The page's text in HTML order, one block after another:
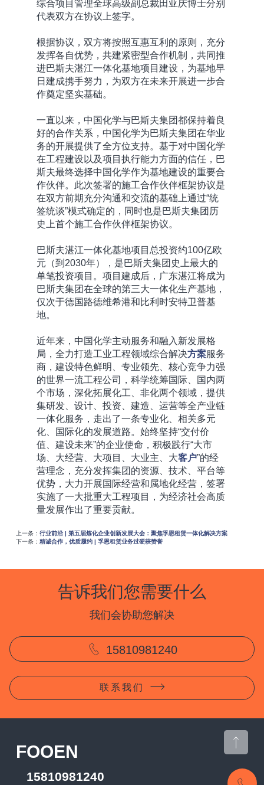
综合项目管理全球高级副总裁田亚庆博士分别
代表双方在协议上签字。
根据协议，双方将按照互惠互利的原则，充分
发挥各自优势，共建紧密型合作机制，共同推
进巴斯夫湛江一体化基地项目建设，为基地早
日建成携手努力，为双方在未来开展进一步合
作奠定坚实基础。
一直以来，中国化学与巴斯夫集团都保持着良
好的合作关系，中国化学为巴斯夫集团在华业
务的开展提供了全方位支持。基于对中国化学
在工程建设以及项目执行能力方面的信任，巴
斯夫最终选择中国化学作为基地建设的重要合
作伙伴。此次签署的施工合作伙伴框架协议是
在双方前期充分沟通和交流的基础上通过“统
签统谈”模式确定的，同时也是巴斯夫集团历
史上首个施工合作伙伴框架协议。
巴斯夫湛江一体化基地项目总投资约100亿欧
元（到2030年），是巴斯夫集团史上最大的
单笔投资项目。项目建成后，广东湛江将成为
巴斯夫集团在全球的第三大一体化生产基地，
仅次于德国路德维希港和比利时安特卫普基
地。
近年来，中国化学主动服务和融入新发展格
局，全力打造工业工程领域综合解决方案服务
商，建设特色鲜明、专业领先、核心竞争力强
的世界一流工程公司，科学统筹国际、国内两
个市场，深化拓展化工、非化两个领域，提供
集研发、设计、投资、建造、运营等全产业链
一体化服务，走出了一条专业化、相关多元
化、国际化的发展道路。始终坚持“交付价
值、建设未来”的企业使命，积极践行“大市
场、大经营、大项目、大业主、大客户”的经
营理念，充分发挥集团的资源、技术、平台等
优势，大力开展国际经营和属地化经营，签署
实施了一大批重大工程项目，为经济社会高质
量发展作出了重要贡献。
上一条：行业前沿 | 第五届炼化企业创新发展大会：聚焦孚恩租赁一体化解决方案
下一条：精诚合作，优质履约 | 孚恩租赁业务过硬获赞誉
告诉我们您需要什么
我们会协助您解决
15810981240
联系我们
FOOEN
15810981240